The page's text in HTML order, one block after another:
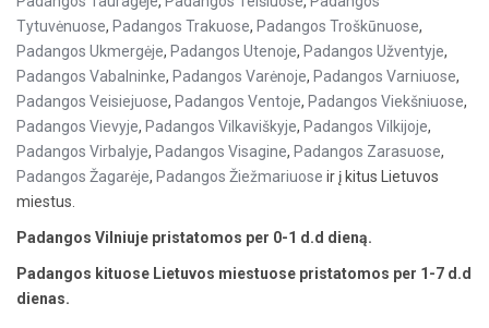
Tytuvėnuose, Padangos Trakuose, Padangos Troškūnuose,
Padangos Ukmergėje, Padangos Utenoje, Padangos Užventyje,
Padangos Vabalninke, Padangos Varėnoje, Padangos Varniuose,
Padangos Veisiejuose, Padangos Ventoje, Padangos Viekšniuose,
Padangos Vievyje, Padangos Vilkaviškyje, Padangos Vilkijoje,
Padangos Virbalyje, Padangos Visagine, Padangos Zarasuose,
Padangos Žagarėje, Padangos Žiežmariuose ir į kitus Lietuvos
miestus.
Padangos Vilniuje pristatomos per 0-1 d.d dieną.
Padangos kituose Lietuvos miestuose pristatomos per 1-7 d.d
dienas.